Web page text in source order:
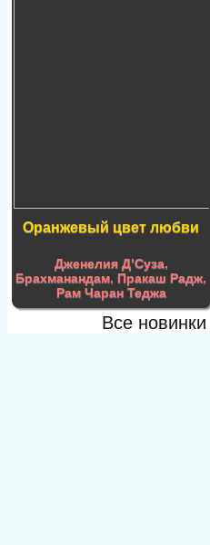
Оранжевый цвет любви
Дженелия Д’Суза,
Брахманандам,Пракаш Радж,
Рам Чаран Теджа
Все